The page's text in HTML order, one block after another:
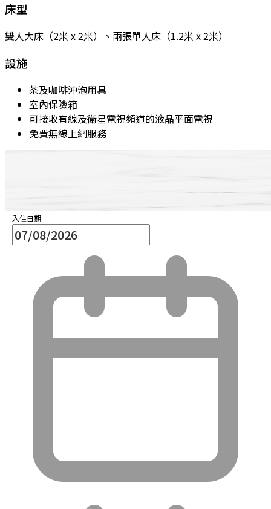
床型
雙人大床（2米 x 2米）、兩張單人床（1.2米 x 2米）
設施
茶及咖啡沖泡用具
室內保險箱
可接收有線及衛星電視頻道的液晶平面電視
免費無線上網服務
入住日期